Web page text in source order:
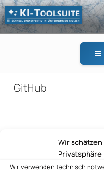
Wir schätzen
Privatsphäre
Wir verwenden technisch
Zum
Inhalt
springen
KI-
GitHub
Beitragsnavigation